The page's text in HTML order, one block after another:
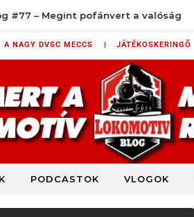
Megint pofánvert a valóság
A NAGY DVSC MECCS | JÁTÉKOSKERINGŐ
DVSC szurkolói blog
PODCASTOK VLOGOK